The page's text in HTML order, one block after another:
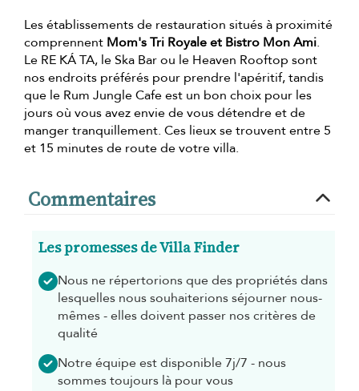
Les établissements de restauration situés à proximité
comprennent Mom's Tri Royale et Bistro Mon Ami.
Le RE KÁ TA, le Ska Bar ou le Heaven Rooftop sont
nos endroits préférés pour prendre l'apéritif, tandis
que le Rum Jungle Cafe est un bon choix pour les
jours où vous avez envie de vous détendre et de
manger tranquillement. Ces lieux se trouvent entre 5
et 15 minutes de route de votre villa.
Commentaires
Les promesses de Villa Finder
Nous ne répertorions que des propriétés dans
lesquelles nous souhaiterions séjourner nous-
mêmes - elles doivent passer nos critères de
qualité
Notre équipe est disponible 7j/7 - nous
sommes toujours là pour vous